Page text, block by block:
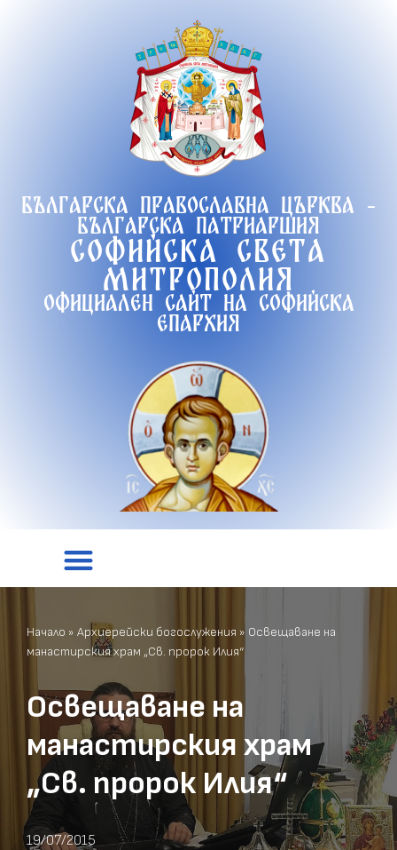
Българска православна църква -
Българска патриаршия
Софийска света
митрополия
Официален сайт на софийска
епархия
Начало » Архиерейски богослужения » Освещаване на
манастирския храм „Св. пророк Илия“
Освещаване на
манастирския храм
„Св. пророк Илия“
19/07/2015